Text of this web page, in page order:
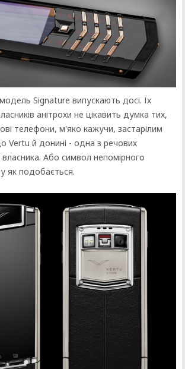
Signature випускають досі. Їх
анітрохи не цікавить думка тих,
телефони, м'яко кажучи, застарілим
Vertu й донині - одна з речових
Або символ непомірного
як подобається.